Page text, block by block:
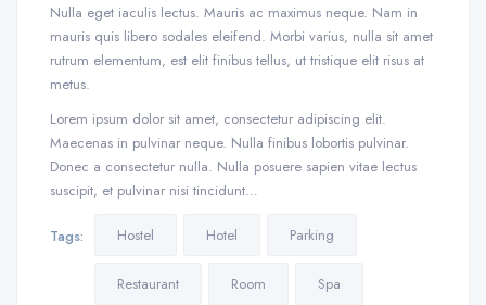
Nulla eget iaculis lectus. Mauris ac maximus neque. Nam in
mauris quis libero sodales eleifend. Morbi varius, nulla sit amet
rutrum elementum, est elit finibus tellus, ut tristique elit risus at
metus.
Lorem ipsum dolor sit amet, consectetur adipiscing elit.
Maecenas in pulvinar neque. Nulla finibus lobortis pulvinar.
Donec a consectetur nulla. Nulla posuere sapien vitae lectus
suscipit, et pulvinar nisi tincidunt…
Tags: Hostel Hotel Parking
Restaurant Room Spa